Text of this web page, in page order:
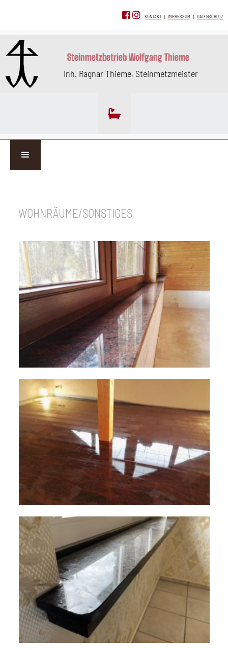
KONTAKT | IMPRESSUM | DATENSCHUTZ
Steinmetzbetrieb Wolfgang Thieme
Inh. Ragnar Thieme, Steinmetzmeister

WOHNRÄUME/SONSTIGES